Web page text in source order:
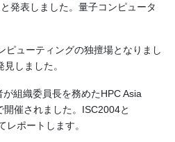
発表しました。量子コンピュータ
ピューティングの独擅場となりまし
しました。
組織委員長を務めたHPC Asia
催されました。ISC2004と
ポートします。